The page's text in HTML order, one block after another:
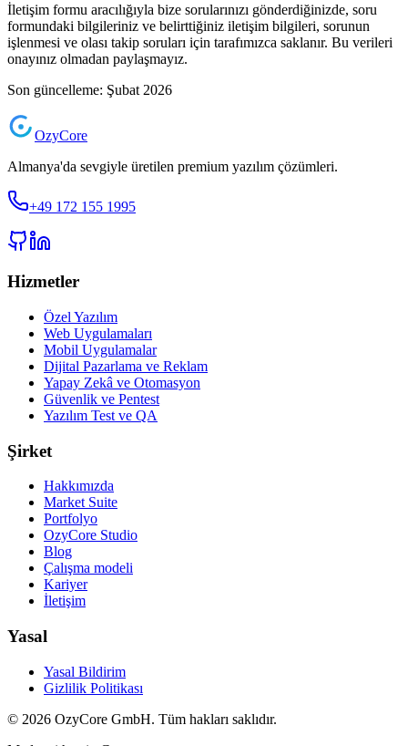
İletişim formu aracılığıyla bize sorularınızı gönderdiğinizde, soru
formundaki bilgileriniz ve belirttiğiniz iletişim bilgileri, sorunun
işlenmesi ve olası takip soruları için tarafımızca saklanır. Bu verileri
onayınız olmadan paylaşmayız.
Son güncelleme: Şubat 2026
OzyCore
Almanya'da sevgiyle üretilen premium yazılım çözümleri.
+49 172 155 1995
Hizmetler
Özel Yazılım
Web Uygulamaları
Mobil Uygulamalar
Dijital Pazarlama ve Reklam
Yapay Zekâ ve Otomasyon
Güvenlik ve Pentest
Yazılım Test ve QA
Şirket
Hakkımızda
Market Suite
Portfolyo
OzyCore Studio
Blog
Çalışma modeli
Kariyer
İletişim
Yasal
Yasal Bildirim
Gizlilik Politikası
© 2026 OzyCore GmbH. Tüm hakları saklıdır.